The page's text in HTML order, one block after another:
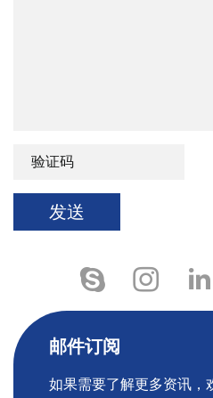
发送
邮件订阅
如果需要了解更多资讯，